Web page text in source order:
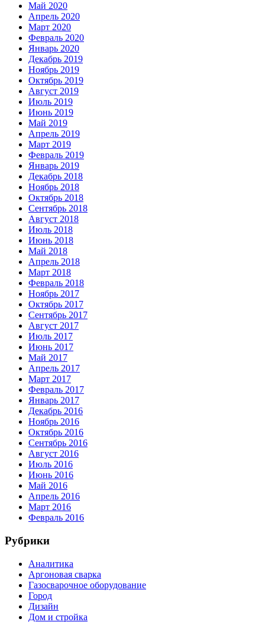
Май 2020
Апрель 2020
Март 2020
Февраль 2020
Январь 2020
Декабрь 2019
Ноябрь 2019
Октябрь 2019
Август 2019
Июль 2019
Июнь 2019
Май 2019
Апрель 2019
Март 2019
Февраль 2019
Январь 2019
Декабрь 2018
Ноябрь 2018
Октябрь 2018
Сентябрь 2018
Август 2018
Июль 2018
Июнь 2018
Май 2018
Апрель 2018
Март 2018
Февраль 2018
Ноябрь 2017
Октябрь 2017
Сентябрь 2017
Август 2017
Июль 2017
Июнь 2017
Май 2017
Апрель 2017
Март 2017
Февраль 2017
Январь 2017
Декабрь 2016
Ноябрь 2016
Октябрь 2016
Сентябрь 2016
Август 2016
Июль 2016
Июнь 2016
Май 2016
Апрель 2016
Март 2016
Февраль 2016
Рубрики
Аналитика
Аргоновая сварка
Газосварочное оборудование
Город
Дизайн
Дом и стройка